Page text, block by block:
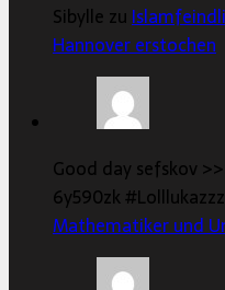
Sibylle zu
Hannover erstochen
Good day sefskov
6y590zk
Mathematiker und